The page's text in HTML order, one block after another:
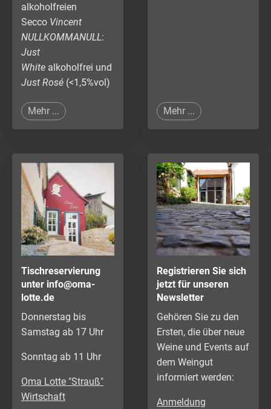
alkoholfreien
Secco Vincent
NULLKOMMANULL:
Just
White alkoholfrei und
Just Rosé (<1,5%vol)
Mehr ... Mehr ...
Tischreservierung
unter info@oma-
lotte.de
Donnerstag bis
Samstag ab 17 Uhr
Sonntag ab 11 Uhr
Oma Lotte "Strauß"
Wirtschaft
Registrieren Sie sich
jetzt für unseren
Newsletter
Gehören Sie zu den
Ersten, die über neue
Weine und Events auf
dem Weingut
informiert werden:
Anmeldung